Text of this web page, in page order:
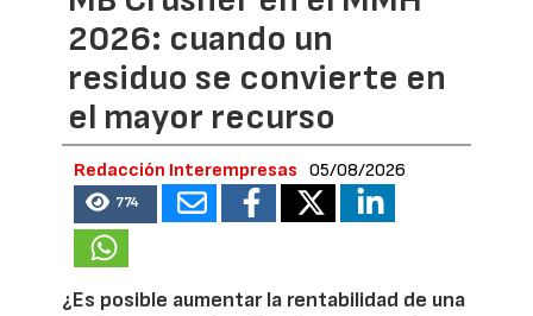
2026: cuando un
residuo se convierte en
el mayor recurso
Redacción Interempresas 05/08/2026
774
¿Es posible aumentar la rentabilidad de una